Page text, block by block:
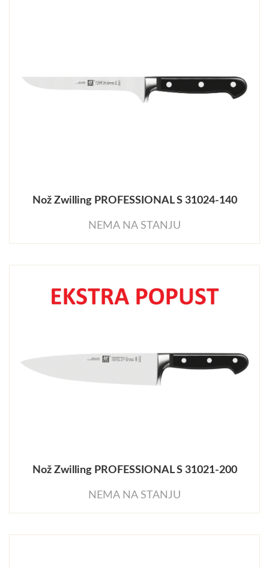
Nož Zwilling PROFESSIONAL S 31024-140
NEMA NA STANJU
Nož Zwilling PROFESSIONAL S 31021-200
NEMA NA STANJU